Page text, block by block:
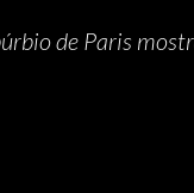
de Paris